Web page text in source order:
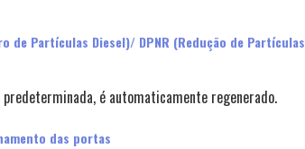
de Partículas Diesel)/ DPNR (Redução de Partículas
é automaticamente regenerado.
das portas